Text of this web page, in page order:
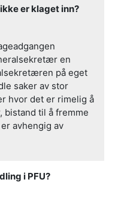
er klaget inn?
en
på eget
saker av stor
hvor det er rimelig å
bistand til å fremme
avhengig av
i PFU?